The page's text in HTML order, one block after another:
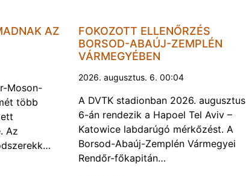
AZ
Moson-
több
Az
FOKOZOTT ELLENŐRZÉS
BORSOD-ABAÚJ-ZEMPLÉN
VÁRMEGYÉBEN
2026. augusztus. 6. 00:04
A DVTK stadionban 2026. augusztus
6-án rendezik a Hapoel Tel Aviv –
Katowice labdarúgó mérkőzést. A
Borsod-Abaúj-Zemplén Vármegyei
Rendőr-főkapitán…